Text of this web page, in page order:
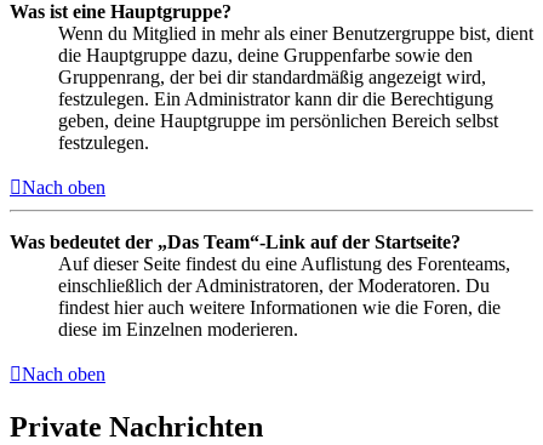
Was ist eine Hauptgruppe?
Wenn du Mitglied in mehr als einer Benutzergruppe bist, dient
die Hauptgruppe dazu, deine Gruppenfarbe sowie den
Gruppenrang, der bei dir standardmäßig angezeigt wird,
festzulegen. Ein Administrator kann dir die Berechtigung
geben, deine Hauptgruppe im persönlichen Bereich selbst
festzulegen.
Nach oben
Was bedeutet der „Das Team“-Link auf der Startseite?
Auf dieser Seite findest du eine Auflistung des Forenteams,
einschließlich der Administratoren, der Moderatoren. Du
findest hier auch weitere Informationen wie die Foren, die
diese im Einzelnen moderieren.
Nach oben
Private Nachrichten